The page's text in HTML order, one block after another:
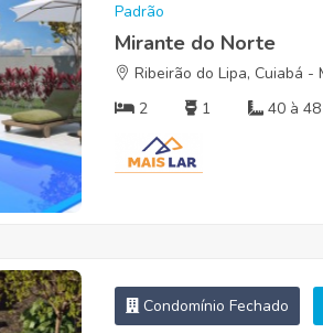
Padrão
Mirante do Norte
Ribeirão do Lipa, Cuiabá -
2
1 40 à
Condomínio Fechado